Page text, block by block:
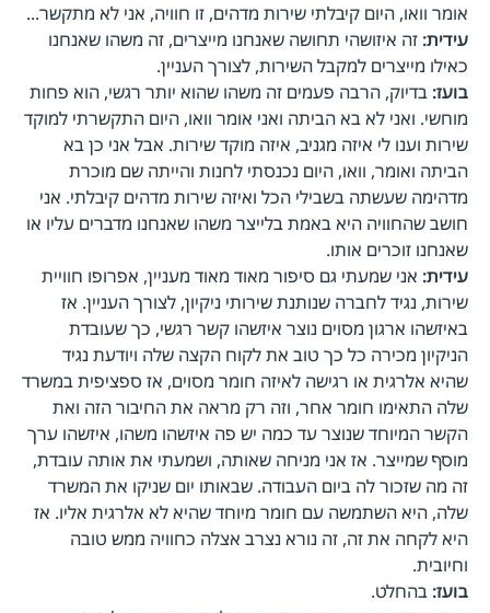
אומר וואו, היום קיבלתי שירות מדהים, זו חוויה, אני לא מתקשר...
עידית: זה איזושהי תחושה שאנחנו מייצרים, זה משהו שאנחנו
כאילו מייצרים למקבל השירות, לצורך העניין.
בועז: בדיוק, הרבה פעמים זה משהו שהוא יותר רגשי, הוא פחות
מוחשי. ואני לא בא הביתה ואני אומר וואו, היום התקשרתי למוקד
שירות וענו לי איזה מגניב, איזה מוקד שירות. אבל אני כן בא
הביתה ואומר, וואו, היום נכנסתי לחנות והייתה שם מוכרת
מדהימה שעשתה בשבילי הכל ואיזה שירות מדהים קיבלתי. אני
חושב שהחוויה היא באמת בלייצר משהו שאנחנו מדברים עליו או
שאנחנו זוכרים אותו.
עידית: אני שמעתי גם סיפור מאוד מאוד מעניין, אפרופו חוויית
שירות, נגיד לחברה שנותנת שירותי ניקיון, לצורך העניין. אז
באיזשהו ארגון מסוים נוצר איזשהו קשר רגשי, כך שעובדת
הניקיון מכירה כל כך טוב את לקוח הקצה שלה ויודעת נגיד
שהיא אלרגית או רגישה לאיזה חומר מסוים, אז ספציפית במשרד
שלה התאימו חומר אחר, וזה רק מראה את החיבור הזה ואת
הקשר המיוחד שנוצר עד כמה יש פה איזשהו משהו, איזשהו ערך
מוסף שמייצר. אז אני מניחה שאותה, ושמעתי את אותה עובדת,
זה מה שזכור לה ביום העבודה. שבאותו יום שניקו את המשרד
שלה, היא השתמשה עם חומר מיוחד שהיא לא אלרגית אליו. אז
היא לקחה את זה, זה נורא נצרב אצלה כחוויה ממש טובה
וחיובית.
בועז: בהחלט.